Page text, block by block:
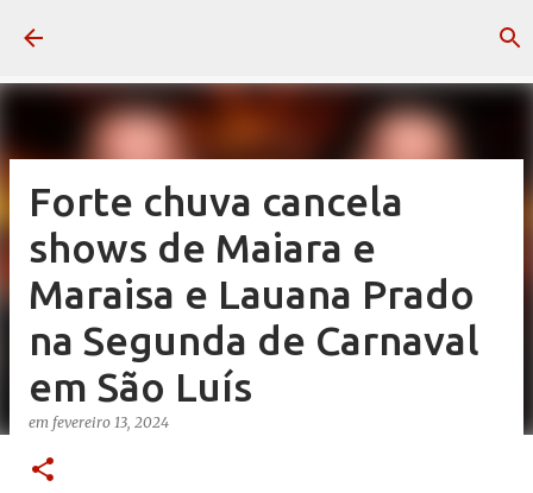
Forte chuva cancela
shows de Maiara e
Maraisa e Lauana Prado
na Segunda de Carnaval
em São Luís
em fevereiro 13, 2024